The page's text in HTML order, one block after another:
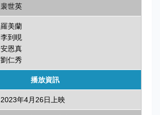
裴世英
羅美蘭
李到晛
安恩真
劉仁秀
播放資訊
2023年4月26日上映